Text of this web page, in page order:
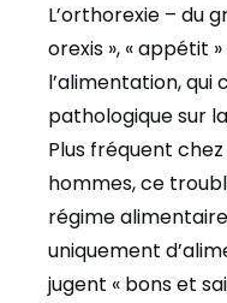
L’orthorexie – du
orexis », « appétit
l’alimentation, qui
pathologique sur
Plus fréquent
hommes, ce
régime
uniquement
jugent « bons et